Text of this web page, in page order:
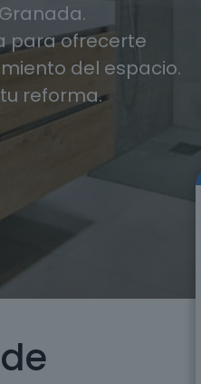
para ofrecerte
del espacio.
reforma.